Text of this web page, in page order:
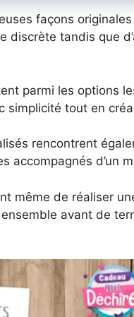
façons
discrète tandis que
parmi les options
simplicité tout en
rencontrent
accompagnés d’un
même de réaliser
avant de